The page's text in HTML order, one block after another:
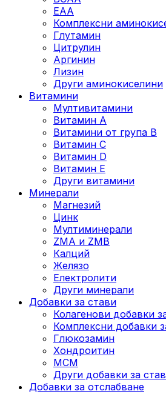
EAA
Комплексни
Глутамин
Цитрулин
Аргинин
Лизин
Други аминокиселини
Витамини
Мултивитамини
Витамин А
Витамини от група B
Витамин C
Витамин D
Витамин E
Други витамини
Минерали
Магнезий
Цинк
Мултиминерали
ZMA и ZMB
Калций
Желязо
Електролити
Други минерали
Добавки за стави
Колагенови добавки
Комплексни добавки
Глюкозамин
Хондроитин
МСМ
Други добавки за
Добавки за отслабване